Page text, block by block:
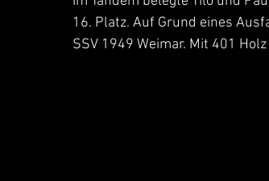
16. Platz. Auf Grund eines
SSV 1949 Weimar. Mit 401